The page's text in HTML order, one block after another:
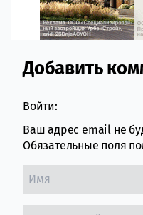
Comment
Добавить
Войти:
Ваш адрес email не
Обязательные поля